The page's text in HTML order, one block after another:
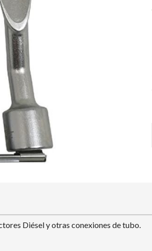
Diésel y otras conexiones de tubo.